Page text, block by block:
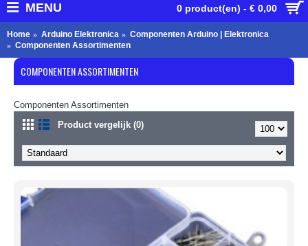
0 product(en) - € 0,00
MENU
Home Arduino Elektronica
Componenten Arduino | Elektronica
Componenten Assortimenten
COMPONENTEN ASSORTIMENTEN
Componenten Assortimenten
Product vergelijk (0)